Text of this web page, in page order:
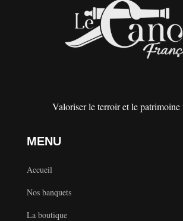
Valoriser le terroir et le patrimoine
MENU
Accueil
Nos banquets
La boutique